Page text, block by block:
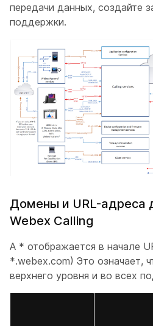
передачи данных, создайте
поддержки.
Домены и URL-адреса
Webex Calling
А * отображается в начале
*.webex.com) Это означает,
верхнего уровня и во всех